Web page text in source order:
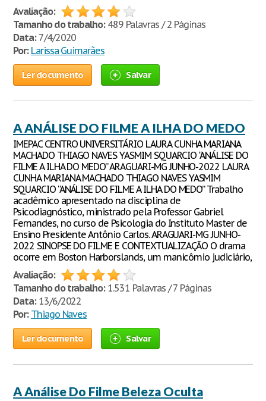
Avaliação:
Tamanho do trabalho:489 Palavras / 2 Páginas
Data:7/4/2020
Por: Larissa Guimarães
Ler documento Salvar
A ANÁLISE DO FILME A ILHA DO MEDO
IMEPAC CENTRO UNIVERSITÁRIO LAURA CUNHA MARIANA
MACHADO THIAGO NAVES YASMIM SQUARCIO “ANÁLISE DO
FILME A ILHA DO MEDO” ARAGUARI-MG JUNHO-2022 LAURA
CUNHA MARIANA MACHADO THIAGO NAVES YASMIM
SQUARCIO “ANÁLISE DO FILME A ILHA DO MEDO” Trabalho
acadêmico apresentado na disciplina de
Psicodiagnóstico, ministrado pela Professor Gabriel
Fernandes, no curso de Psicologia do Instituto Master de
Ensino Presidente Antônio Carlos. ARAGUARI-MG JUNHO-
2022 SINOPSE DO FILME E CONTEXTUALIZAÇÃO O drama
ocorre em Boston Harborslands, um manicômio judiciário,
Avaliação:
Tamanho do trabalho:1.531 Palavras / 7 Páginas
Data:13/6/2022
Por: Thiago Naves
Ler documento Salvar
A Análise Do Filme Beleza Oculta